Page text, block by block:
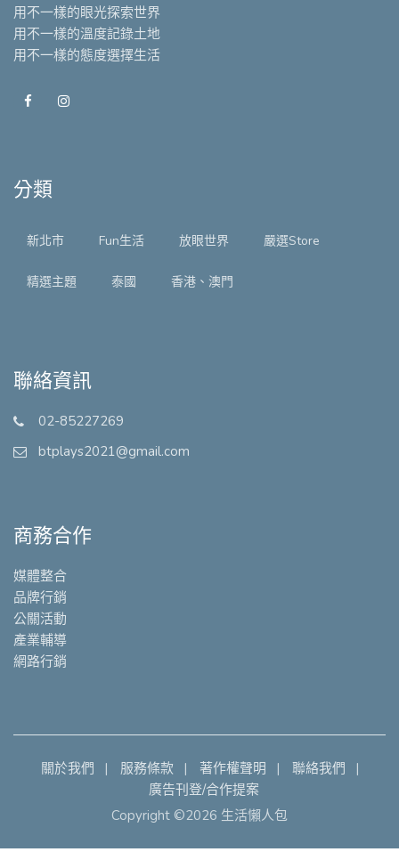
用不一樣的眼光探索世界
用不一樣的溫度記錄土地
用不一樣的態度選擇生活
分類
新北市 Fun生活 放眼世界 嚴選Store
精選主題 泰國 香港、澳門
聯絡資訊
02-85227269
btplays2021@gmail.com
商務合作
媒體整合
品牌行銷
公關活動
產業輔導
網路行銷
關於我們 服務條款 著作權聲明
聯絡我們
廣告刊登/合作提案
Copyright ©2026 生活懶人包